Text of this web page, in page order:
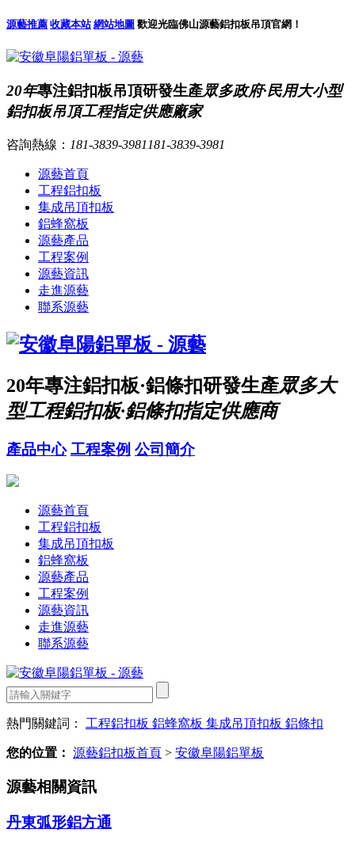
源藝推薦 收藏本站 網站地圖 歡迎光臨佛山源藝鋁扣板吊頂官網！
20年專注鋁扣板吊頂研發生產眾多政府·民用大小型
鋁扣板吊頂工程指定供應廠家
咨詢熱線： 181-3839-3981 181-3839-3981
源藝首頁
工程鋁扣板
集成吊頂扣板
鋁蜂窩板
源藝產品
工程案例
源藝資訊
走進源藝
聯系源藝
20年專注鋁扣板·鋁條扣研發生產眾多大
型工程鋁扣板·鋁條扣指定供應商
產品中心 工程案例 公司簡介
源藝首頁
工程鋁扣板
集成吊頂扣板
鋁蜂窩板
源藝產品
工程案例
源藝資訊
走進源藝
聯系源藝
熱門關鍵詞： 工程鋁扣板 鋁蜂窩板 集成吊頂扣板 鋁條扣
您的位置： 源藝鋁扣板首頁 > 安徽阜陽鋁單板
源藝相關資訊
丹東弧形鋁方通